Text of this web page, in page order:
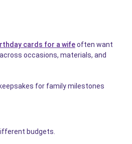
cards for a wifeoften want
across occasions, materials, and
for family milestones
budgets.